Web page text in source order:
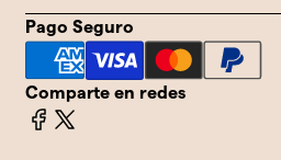
Pago Seguro
Comparte en redes